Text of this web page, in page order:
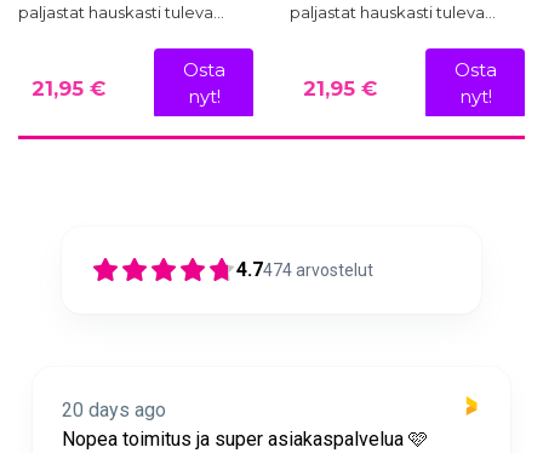
paljastat hauskasti tuleva…
21,95 €
Osta
nyt!
paljastat hauskasti tuleva…
21,95 €
Osta
nyt!
4.7474arvostelut
20 days ago
Nopea toimitus ja super asiakaspalvelua 🩷